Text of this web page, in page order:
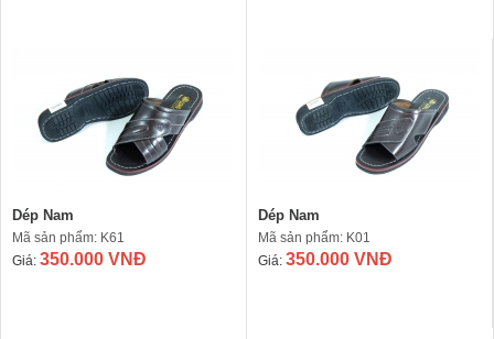
Dép Nam
Mã sản phẩm: K61
Giá: 350.000 VNĐ
Dép Nam
Mã sản phẩm: K01
Giá: 350.000 VNĐ